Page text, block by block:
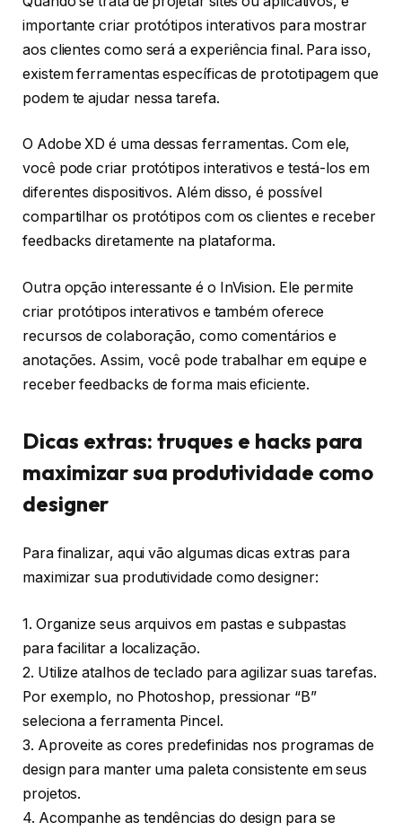
importante criar protótipos interativos para mostrar
aos clientes como será a experiência final. Para isso,
existem ferramentas específicas de prototipagem que
podem te ajudar nessa tarefa.
O Adobe XD é uma dessas ferramentas. Com ele,
você pode criar protótipos interativos e testá-los em
diferentes dispositivos. Além disso, é possível
compartilhar os protótipos com os clientes e receber
feedbacks diretamente na plataforma.
Outra opção interessante é o InVision. Ele permite
criar protótipos interativos e também oferece
recursos de colaboração, como comentários e
anotações. Assim, você pode trabalhar em equipe e
receber feedbacks de forma mais eficiente.
Dicas extras: truques e hacks para
maximizar sua produtividade como
designer
Para finalizar, aqui vão algumas dicas extras para
maximizar sua produtividade como designer:
1. Organize seus arquivos em pastas e subpastas
para facilitar a localização.
2. Utilize atalhos de teclado para agilizar suas tarefas.
Por exemplo, no Photoshop, pressionar “B”
seleciona a ferramenta Pincel.
3. Aproveite as cores predefinidas nos programas de
design para manter uma paleta consistente em seus
projetos.
4. Acompanhe as tendências do design para se